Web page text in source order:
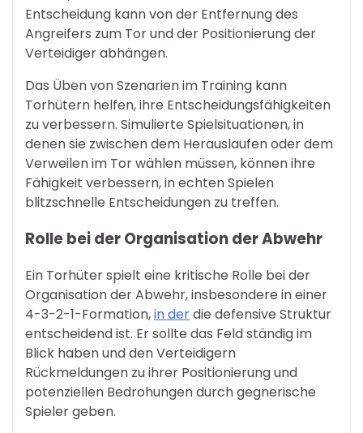
Entscheidung kann von der Entfernung des
Angreifers zum Tor und der Positionierung der
Verteidiger abhängen.
Das Üben von Szenarien im Training kann
Torhütern helfen, ihre Entscheidungsfähigkeiten
zu verbessern. Simulierte Spielsituationen, in
denen sie zwischen dem Herauslaufen oder dem
Verweilen im Tor wählen müssen, können ihre
Fähigkeit verbessern, in echten Spielen
blitzschnelle Entscheidungen zu treffen.
Rolle bei der Organisation der Abwehr
Ein Torhüter spielt eine kritische Rolle bei der
Organisation der Abwehr, insbesondere in einer
4-3-2-1-Formation,in derdie defensive Struktur
entscheidend ist. Er sollte das Feld ständig im
Blick haben und den Verteidigern
Rückmeldungen zu ihrer Positionierung und
potenziellen Bedrohungen durch gegnerische
Spieler geben.